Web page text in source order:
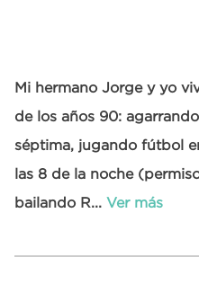
Mi hermano Jorge y yo
de los años 90:
séptima, jugando fútbol
las 8 de la noche
bailando R... Ver más